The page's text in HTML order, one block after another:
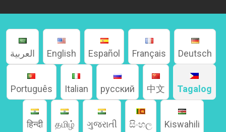
العربية English Español Français Deutsch
Português Italian русский 中文 Tagalog
हिन्दी தமிழ் ગુજરાતી සිංහල Kiswahili